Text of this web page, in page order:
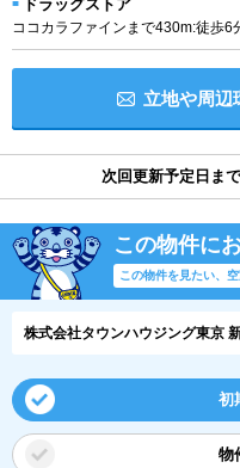
ドラッグストア
ココカラファインまで430m:徒歩6
立地や周辺
次回更新予定日まで
この物件に
この物件を見たい、
株式会社タウンハウジング東京
初
物